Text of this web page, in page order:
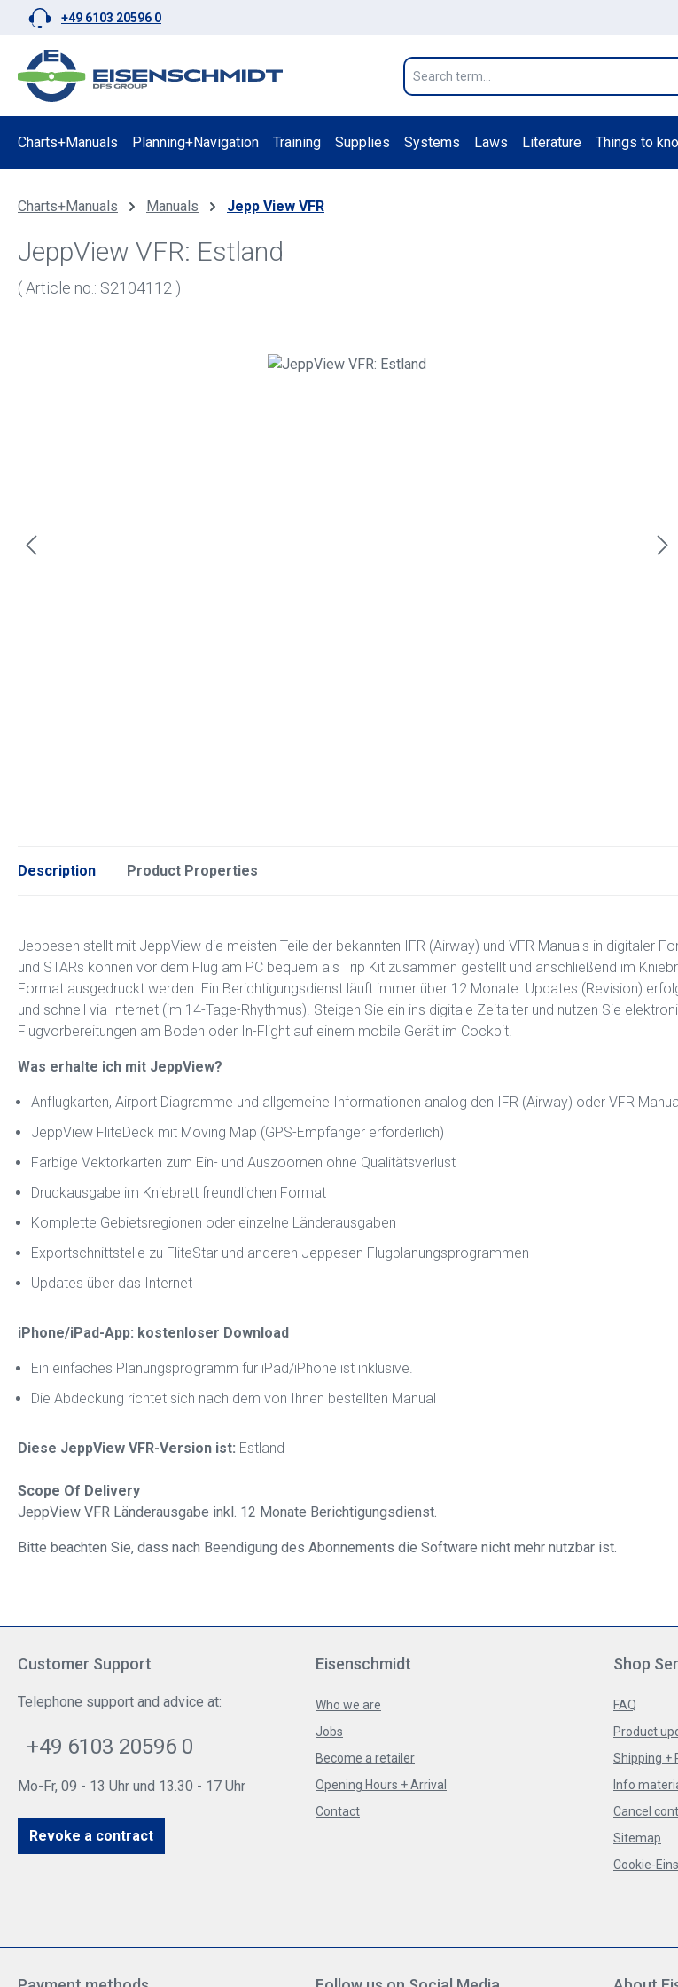
to main content
Skip to search
Skip to main navigation
+49 6103 20596 0
Charts+Manuals Planning+Navigation Training Supplies Systems Laws Literature Things to
Charts+Manuals Manuals Jepp View VFR
JeppView VFR: Estland
( Article no.: S2104112 )
Description Product Properties
Jeppesen stellt mit JeppView die meisten Teile der bekannten IFR (Airway) und VFR Manuals in digitaler
und STARs können vor dem Flug am PC bequem als Trip Kit zusammen gestellt und anschließend im
Format ausgedruckt werden. Ein Berichtigungsdienst läuft immer über 12 Monate. Updates (Revision)
und schnell via Internet (im 14-Tage-Rhythmus). Steigen Sie ein ins digitale Zeitalter und nutzen Sie
Flugvorbereitungen am Boden oder In-Flight auf einem mobile Gerät im Cockpit.
Was erhalte ich mit JeppView?
Anflugkarten, Airport Diagramme und allgemeine Informationen analog den IFR (Airway) oder VFR
JeppView FliteDeck mit Moving Map (GPS-Empfänger erforderlich)
Farbige Vektorkarten zum Ein- und Auszoomen ohne Qualitätsverlust
Druckausgabe im Kniebrett freundlichen Format
Komplette Gebietsregionen oder einzelne Länderausgaben
Exportschnittstelle zu FliteStar und anderen Jeppesen Flugplanungsprogrammen
Updates über das Internet
iPhone/iPad-App: kostenloser Download
Ein einfaches Planungsprogramm für iPad/iPhone ist inklusive.
Die Abdeckung richtet sich nach dem von Ihnen bestellten Manual
Diese JeppView VFR-Version ist: Estland
Scope Of Delivery
JeppView VFR Länderausgabe inkl. 12 Monate Berichtigungsdienst.
Bitte beachten Sie, dass nach Beendigung des Abonnements die Software nicht mehr nutzbar ist.
Customer Support
Telephone support and advice at:
+49 6103 20596 0
Mo-Fr, 09 - 13 Uhr und 13.30 - 17 Uhr
Revoke a contract
Eisenschmidt
Who we are
Jobs
Become a retailer
Opening Hours + Arrival
Contact
Shop
FAQ
Product
Shipping +
Info
Cancel
Sitemap
Cookie-